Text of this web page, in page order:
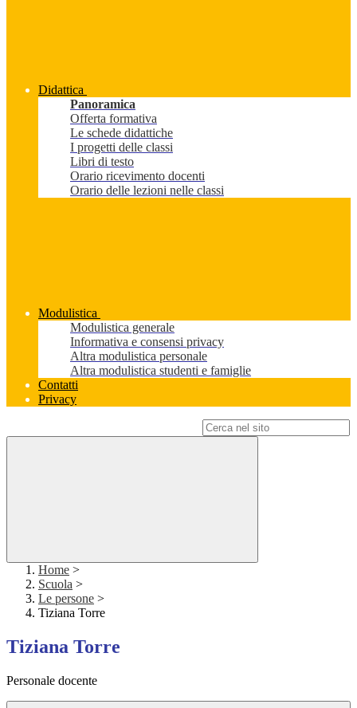
Didattica
Panoramica
Offerta formativa
Le schede didattiche
I progetti delle classi
Libri di testo
Orario ricevimento docenti
Orario delle lezioni nelle classi
Modulistica
Modulistica generale
Informativa e consensi privacy
Altra modulistica personale
Altra modulistica studenti e famiglie
Contatti
Privacy
Home >
Scuola >
Le persone >
Tiziana Torre
Tiziana Torre
Personale docente